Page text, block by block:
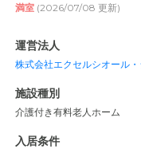
満室 (2026/07/08 更新)
運営法人
株式会社エクセルシオール
施設種別
介護付き有料老人ホーム
入居条件